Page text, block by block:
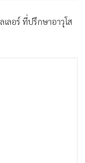
เลอร์ ที่ปรึกษาอาวุโส